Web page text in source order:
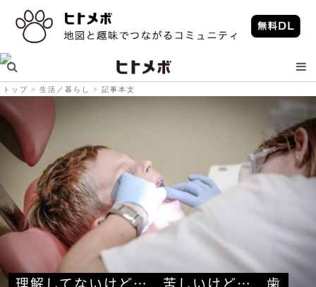
トップ 生活／暮らし 記事本文